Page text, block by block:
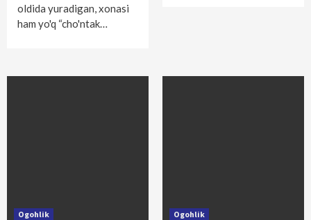
oldida yuradigan, xonasi
ham yo'q “cho'ntak…
Ogohlik Ogohlik